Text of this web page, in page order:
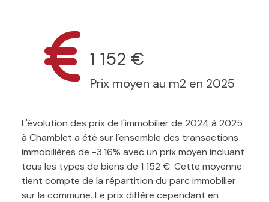
1 152 €
Prix moyen au m2 en 2025
L'évolution des prix de l'immobilier de 2024 à 2025
à Chamblet a été sur l'ensemble des transactions
immobilières de -3.16% avec un prix moyen incluant
tous les types de biens de 1 152 €. Cette moyenne
tient compte de la répartition du parc immobilier
sur la commune. Le prix diffère cependant en